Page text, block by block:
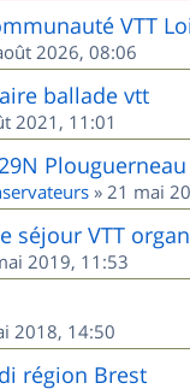
VTT
2026, 08:06
ballade vtt
2021, 11:01
» 21 mai
séjour VTT
2019, 11:53
2018, 14:50
région Brest